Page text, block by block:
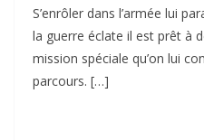
S’enrôler dans l’armée lui
la guerre éclate il est prêt à
mission spéciale qu’on lui
parcours. […]